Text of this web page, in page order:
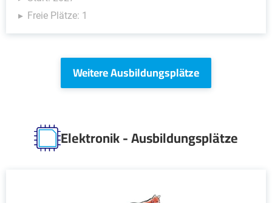
Freie Plätze: 1
Weitere Ausbildungsplätze
Elektronik - Ausbildungsplätze